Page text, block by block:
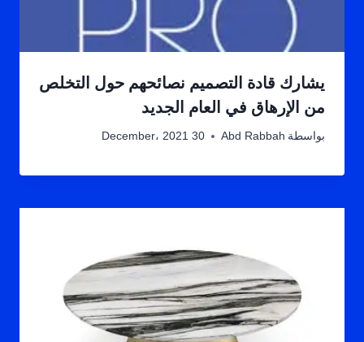
يشارك قادة التصميم نصائحهم حول التخلص
من الإرهاق في العام الجديد
بواسطة Abd Rabbah 30 December، 2021